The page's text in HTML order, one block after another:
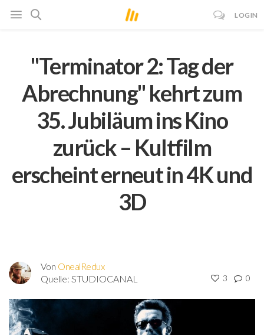
LOGIN
"Terminator 2: Tag der
Abrechnung" kehrt zum
35. Jubiläum ins Kino
zurück – Kultfilm
erscheint erneut in 4K und
3D
Von OnealRedux
Quelle: STUDIOCANAL 3 0